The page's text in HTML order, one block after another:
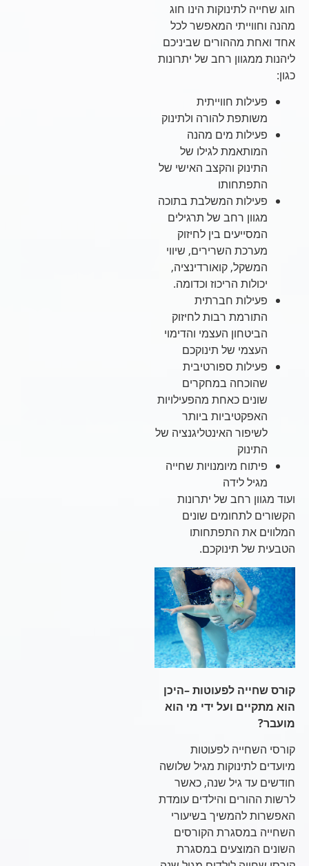
חוג שחייה לתינוקות הינו חוג
מהנה וחווייתי המאפשר לכל
אחד ואחת מההורים שביניכם
ליהנות ממגוון רחב של יתרונות
כגון:
פעילות חווייתית
משותפת להורה ולתינוק
פעילות מים מהנה
המותאמת לגילו של
התינוק והקצב האישי של
התפתחותו
פעילות המשלבת בתוכה
מגוון רחב של תרגילים
המסייעים בין לחיזוק
מערכת השרירים, שיווי
המשקל, קואורדינציה,
יכולות הריכוז וכדומה.
פעילות חברתית
התורמת רבות לחיזוק
הביטחון העצמי והדימוי
העצמי של תינוקכם
פעילות ספורטיבית
שהוכחה במחקרים
שונים כאחת מהפעילויות
האפקטיביות ביותר
לשיפור האינטליגנציה של
התינוק
פיתוח מיומנויות שחייה
מגיל לידה
ועוד מגוון רחב של יתרונות
הקשורים לתחומים שונים
המלווים את התפתחותו
הטבעית של תינוקכם.
קורס שחייה לפעוטות –היכן
הוא מתקיים ועל ידי מי הוא
מועבר?
קורסי השחייה לפעוטות
מיועדים לתינוקות מגיל שלושה
חודשים עד גיל שנה, כאשר
לרשות ההורים והילדים עומדת
האפשרות להמשיך בשיעורי
השחייה במסגרת הקורסים
השונים המוצעים במסגרת